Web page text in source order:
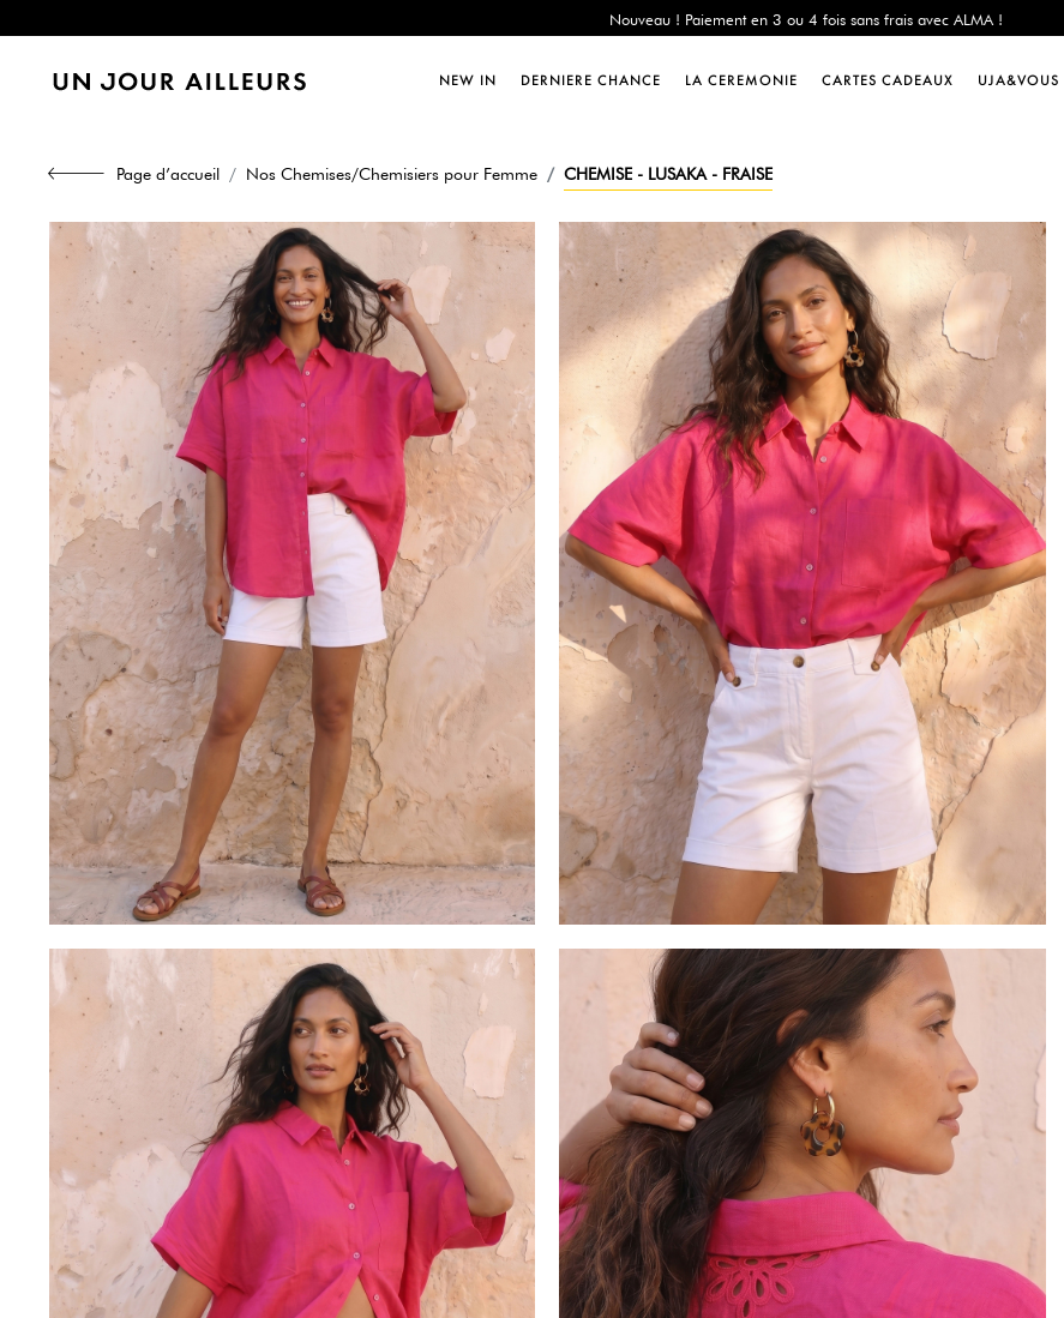
Dernière Chance : -60% sur une sélection jusqu'au 23/08 en vous connectant à votre
Livraison offerte dès 200€ d'achat
Dernière Chance : -60% sur une sélection jusqu'au 23/08 en vous connectant à
NEW IN DERNIERE CHANCE LA CEREMONIE CARTES CADEAUX UJA&VOUS
Page d’accueil Nos Chemises/Chemisiers pour Femme CHEMISE - LUSAKA - FRAISE